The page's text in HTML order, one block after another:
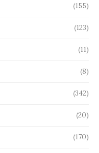
(155)
(123)
(11)
(8)
(342)
(20)
(170)